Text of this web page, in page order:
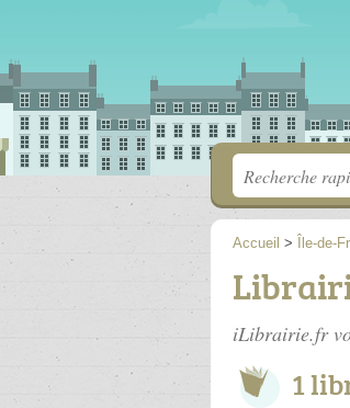
Accueil > Île-de-
iLibrairie.fr
1